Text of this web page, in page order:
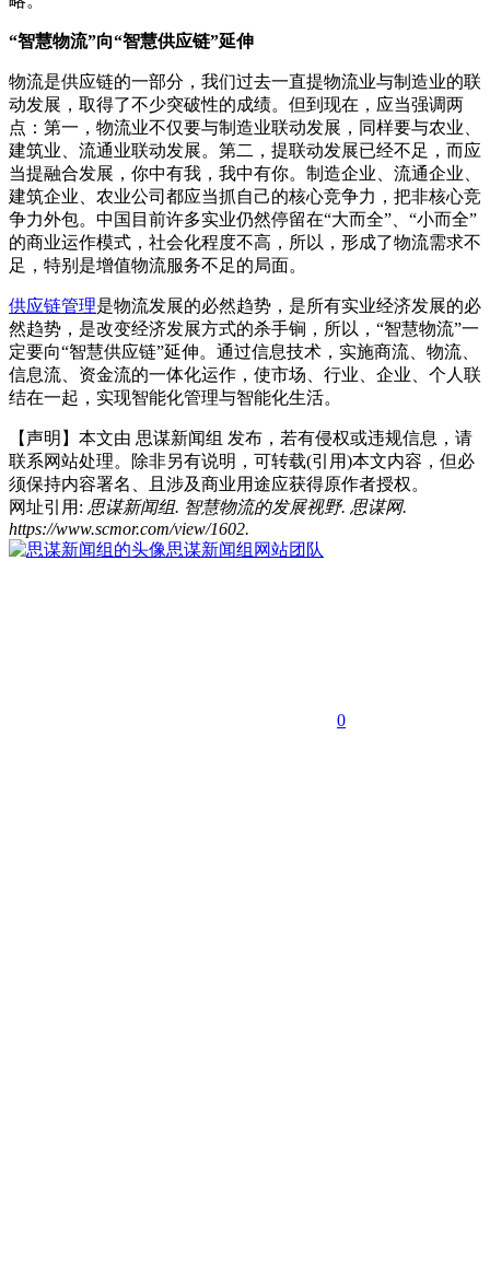
“智慧物流”向“智慧供应链”延伸
物流是供应链的一部分，我们过去一直提物流业与制造业的联
动发展，取得了不少突破性的成绩。但到现在，应当强调两
点：第一，物流业不仅要与制造业联动发展，同样要与农业、
建筑业、流通业联动发展。第二，提联动发展已经不足，而应
当提融合发展，你中有我，我中有你。制造企业、流通企业、
建筑企业、农业公司都应当抓自己的核心竞争力，把非核心竞
争力外包。中国目前许多实业仍然停留在“大而全”、“小而全”
的商业运作模式，社会化程度不高，所以，形成了物流需求不
足，特别是增值物流服务不足的局面。
供应链管理是物流发展的必然趋势，是所有实业经济发展的必
然趋势，是改变经济发展方式的杀手锏，所以，“智慧物流”一
定要向“智慧供应链”延伸。通过信息技术，实施商流、物流、
信息流、资金流的一体化运作，使市场、行业、企业、个人联
结在一起，实现智能化管理与智能化生活。
【声明】本文由 思谋新闻组 发布，若有侵权或违规信息，请
联系网站处理。除非另有说明，可转载(引用)本文内容，但必
须保持内容署名、且涉及商业用途应获得原作者授权。
网址引用: 思谋新闻组. 智慧物流的发展视野. 思谋网.
https://www.scmor.com/view/1602.
思谋新闻组 网站团队
0